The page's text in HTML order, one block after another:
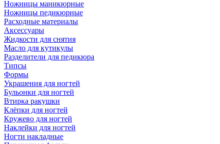
Ножницы маникюрные
Ножницы педикюрные
Расходные материалы
Аксессуары
Жидкости для снятия
Масло для кутикулы
Разделители для педикюра
Типсы
Формы
Украшения для ногтей
Бульонки для ногтей
Втирка ракушки
Клёпки для ногтей
Кружево для ногтей
Наклейки для ногтей
Ногти накладные